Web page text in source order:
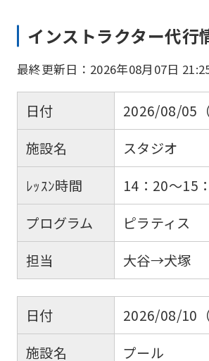
インストラクター代行
最終更新日：2026年08月07日
日付
2026/08/05（
施設名
スタジオ
ﾚｯｽﾝ時間
14：20～15
プログラム
ピラティス
担当
大谷→犬塚
日付
2026/08/10（
施設名
プール